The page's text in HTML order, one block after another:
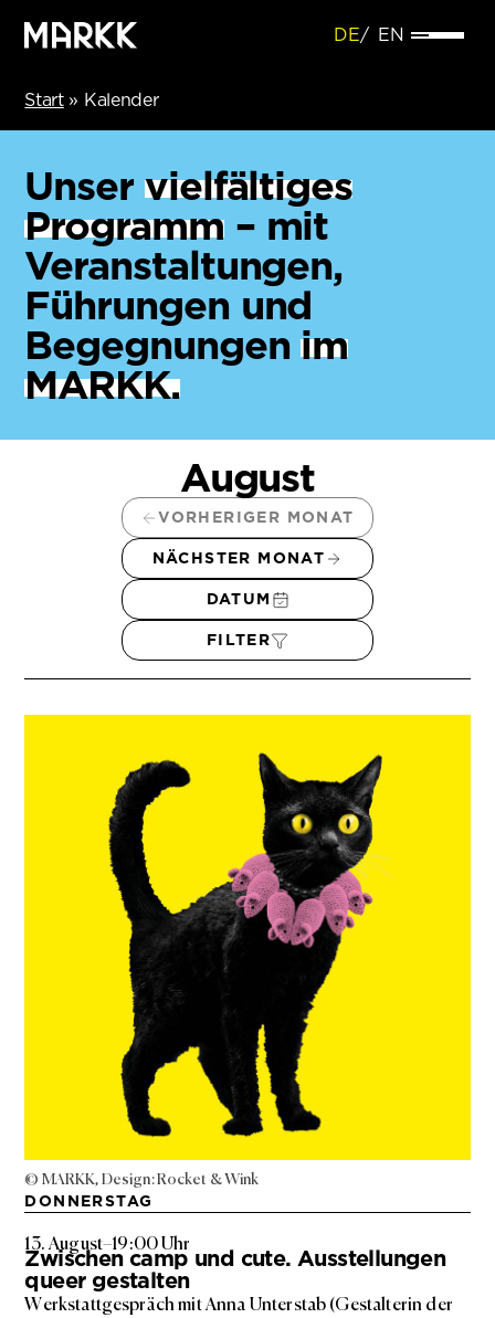
DE EN
Start» Kalender
Unser vielfältiges
Programm– mit
Veranstaltungen,
Führungen und
Begegnungenim
MARKK.
August
VORHERIGER MONAT
NÄCHSTER MONAT
DATUM
FILTER
© MARKK, Design: Rocket & Wink
DONNERSTAG
13. August–19:00 Uhr
Zwischen camp und cute. Ausstellungen
queer gestalten
Werkstattgespräch mit Anna Unterstab (Gestalterin der